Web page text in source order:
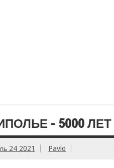
– 5000
24 2021 Pavlo